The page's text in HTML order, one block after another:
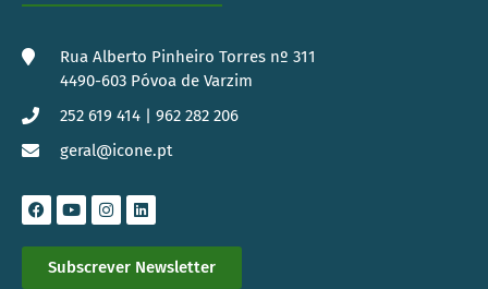
Rua Alberto Pinheiro Torres nº 311
4490-603 Póvoa de Varzim
252 619 414 | 962 282 206
geral@icone.pt
Subscrever Newsletter